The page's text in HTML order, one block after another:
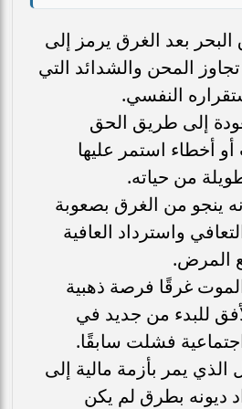
بعد الغرق يرمز إلى
المحن والشدائد التي
النفسي.
إلى طريق الحق
أو أخطاء استمر عليها
من حياته.
ينجو من الغرق بصعوبة
واسترداد العافية
المرض.
غرقًا فرصة ذهبية
للبدء من جديد في
فشلت سابقًا.
الذي يمر بأزمة مالية إلى
ديونه بطرق لم يكن